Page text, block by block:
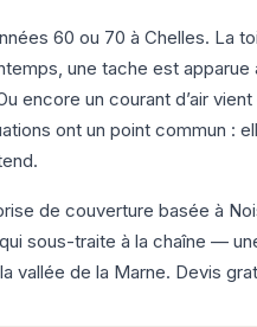
60 ou 70 à Chelles. La
une tache est apparue
encore un courant d’air
ont un point commun :
de couverture basée à
sous-traite à la chaîne —
vallée de la Marne. Devis